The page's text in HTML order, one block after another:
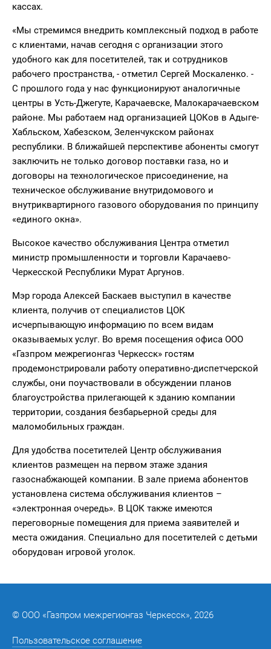
кассах.
«Мы стремимся внедрить комплексный подход в работе
с клиентами, начав сегодня с организации этого
удобного как для посетителей, так и сотрудников
рабочего пространства, - отметил Сергей Москаленко. -
С прошлого года у нас функционируют аналогичные
центры в Усть-Джегуте, Карачаевске, Малокарачаевском
районе. Мы работаем над организацией ЦОКов в Адыге-
Хабльском, Хабезском, Зеленчукском районах
республики. В ближайшей перспективе абоненты смогут
заключить не только договор поставки газа, но и
договоры на технологическое присоединение, на
техническое обслуживание внутридомового и
внутриквартирного газового оборудования по принципу
«единого окна».
Высокое качество обслуживания Центра отметил
министр промышленности и торговли Карачаево-
Черкесской Республики Мурат Аргунов.
Мэр города Алексей Баскаев выступил в качестве
клиента, получив от специалистов ЦОК
исчерпывающую информацию по всем видам
оказываемых услуг. Во время посещения офиса ООО
«Газпром межрегионгаз Черкесск» гостям
продемонстрировали работу оперативно-диспетчерской
службы, они поучаствовали в обсуждении планов
благоустройства прилегающей к зданию компании
территории, создания безбарьерной среды для
маломобильных граждан.
Для удобства посетителей Центр обслуживания
клиентов размещен на первом этаже здания
газоснабжающей компании. В зале приема абонентов
установлена система обслуживания клиентов –
«электронная очередь». В ЦОК также имеются
переговорные помещения для приема заявителей и
места ожидания. Специально для посетителей с детьми
оборудован игровой уголок.
© ООО «Газпром межрегионгаз Черкесск», 2026
Пользовательское соглашение